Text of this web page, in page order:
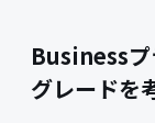
Business
グレードを